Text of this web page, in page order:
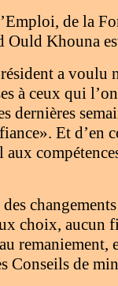
de la
Ould Khouna
a voulu
à ceux qui
dernières
Et d’en
choix, aucun
Conseils de